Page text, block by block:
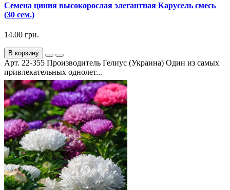
Семена циния высокорослая элегантная Карусель смесь
(30 сем.)
14.00 грн.
В корзину
Арт. 22-355 Производитель Гелиус (Украина) Один из самых
привлекательных однолет...